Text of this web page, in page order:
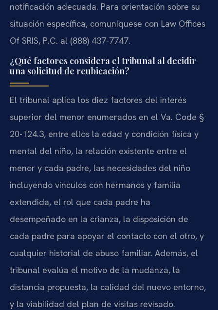
notificación adecuada. Para orientación sobre su
situación específica, comuníquese con Law Offices
Of SRIS, P.C. al (888) 437-7747.
¿Qué factores considera el tribunal al decidir
una solicitud de reubicación?
El tribunal aplica los diez factores del interés
superior del menor enumerados en el Va. Code §
20-124.3, entre ellos la edad y condición física y
mental del niño, la relación existente entre el
menor y cada padre, las necesidades del niño
incluyendo vínculos con hermanos y familia
extendida, el rol que cada padre ha
desempeñado en la crianza, la disposición de
cada padre para apoyar el contacto con el otro, y
cualquier historial de abuso familiar. Además, el
tribunal evalúa el motivo de la mudanza, la
distancia propuesta, la calidad del nuevo entorno,
y la viabilidad del plan de visitas revisado.